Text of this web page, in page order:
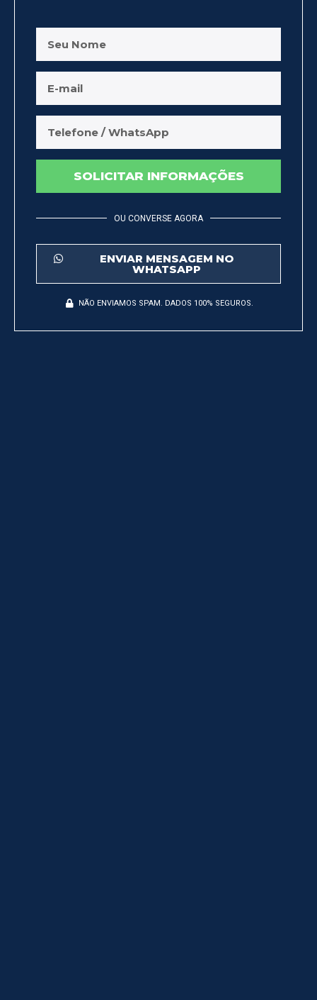
SOLICITAR INFORMAÇÕES
OU CONVERSE AGORA
ENVIAR MENSAGEM NO
WHATSAPP
NÃO ENVIAMOS SPAM. DADOS 100% SEGUROS.